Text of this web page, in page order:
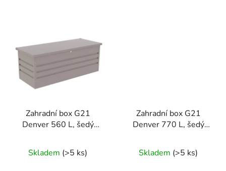
Zahradní box G21
Denver 560 L, šedý
Skladem (>5 ks)
Zahradní box G21
Denver 770 L, šedý
Skladem (>5 ks)